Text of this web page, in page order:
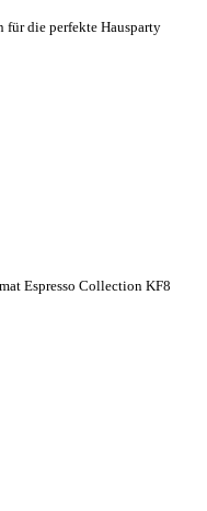
die perfekte Hausparty
Espresso Collection KF8